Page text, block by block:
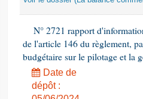
N° 2721 rapport
de l'article 146 du règlement,
budgétaire sur le pilotage et la
Date de
dépôt :